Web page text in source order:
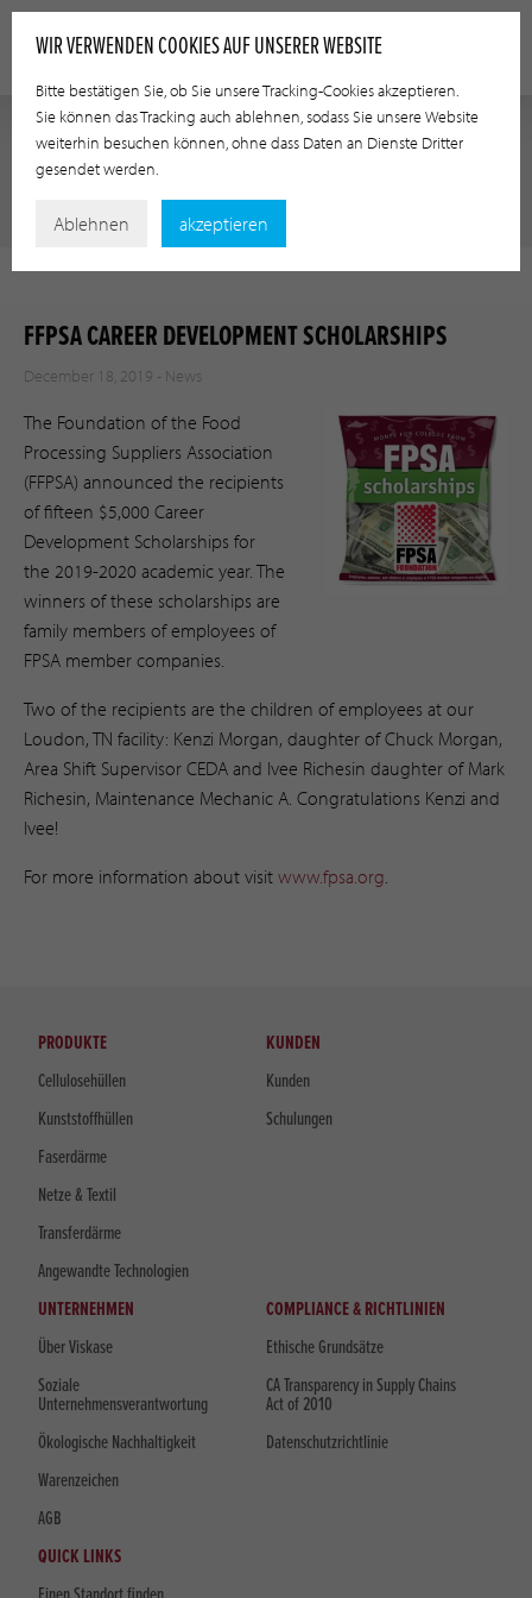
NEWS
FFPSA CAREER DEVELOPMENT SCHOLARSHIPS
December 18, 2019 - News
The Foundation of the Food
Processing Suppliers Association
(FFPSA) announced the recipients
of fifteen $5,000 Career
Development Scholarships for
the 2019-2020 academic year. The
winners of these scholarships are
family members of employees of
FPSA member companies.
Two of the recipients are the children of employees at our
Loudon, TN facility: Kenzi Morgan, daughter of Chuck Morgan,
Area Shift Supervisor CEDA and Ivee Richesin daughter of Mark
Richesin, Maintenance Mechanic A. Congratulations Kenzi and
Ivee!
For more information about visit www.fpsa.org
PRODUKTE
Cellulosehüllen
Kunststoffhüllen
Faserdärme
Netze & Textil
Transferdärme
Angewandte Technologien
KUNDEN
Kunden
Schulungen
UNTERNEHMEN
Über Viskase
Soziale
Unternehmensverantwortung
Ökologische Nachhaltigkeit
Warenzeichen
AGB
COMPLIANCE & RICHTLINIEN
Ethische Grundsätze
CA Transparency in Supply Chains
Act of 2010
Datenschutzrichtlinie
QUICK LINKS
WIR VERWENDEN COOKIES AUF UNSERER WEBSITE
Bitte bestätigen Sie, ob Sie unsere Tracking-Cookies akzeptieren.
Sie können das Tracking auch ablehnen, sodass Sie unsere Website
weiterhin besuchen können, ohne dass Daten an Dienste Dritter
gesendet werden.
Ablehnen akzeptieren